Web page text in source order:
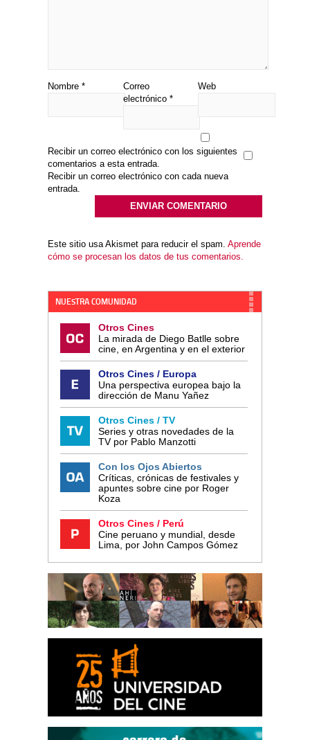
Nombre *
Correo
electrónico *
Web
Recibir un correo electrónico con los siguientes
comentarios a esta entrada.
Recibir un correo electrónico con cada nueva
entrada.
Este sitio usa Akismet para reducir el spam. Aprende
cómo se procesan los datos de tus comentarios.
NUESTRA COMUNIDAD
Otros Cines
La mirada de Diego Batlle sobre
cine, en Argentina y en el exterior
Otros Cines / Europa
Una perspectiva europea bajo la
dirección de Manu Yañez
Otros Cines / TV
Series y otras novedades de la
TV por Pablo Manzotti
Con los Ojos Abiertos
Críticas, crónicas de festivales y
apuntes sobre cine por Roger
Koza
Otros Cines / Perú
Cine peruano y mundial, desde
Lima, por John Campos Gómez